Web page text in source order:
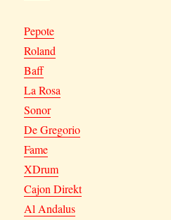
Pepote
Roland
Baff
La Rosa
Sonor
De Gregorio
Fame
XDrum
Cajon Direkt
Al Andalus